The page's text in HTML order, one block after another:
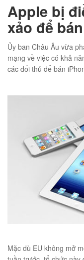
JEEP giá rẻ 002
Apple bị
xảo để
Ủy ban Châu Âu vừa
mạng về việc có khả
các đối thủ để bán
Mặc dù EU không mở